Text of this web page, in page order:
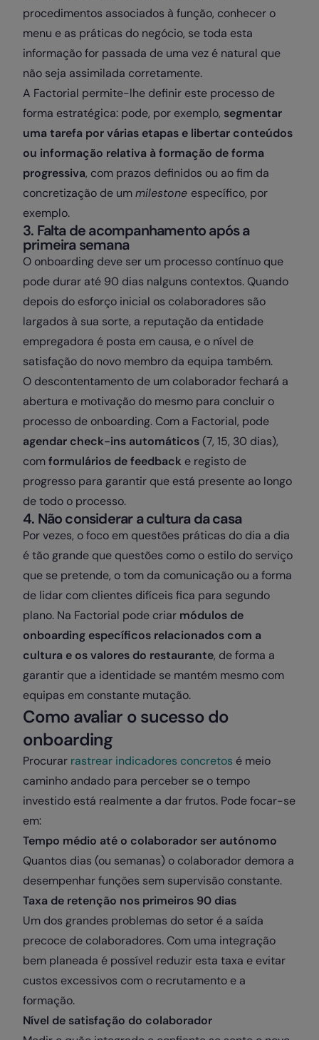
procedimentos associados à função, conhecer o
menu e as práticas do negócio, se toda esta
informação for passada de uma vez é natural que
não seja assimilada corretamente.
A Factorial permite-lhe definir este processo de
forma estratégica: pode, por exemplo, segmentar
uma tarefa por várias etapas e libertar conteúdos
ou informação relativa à formação de forma
progressiva, com prazos definidos ou ao fim da
concretização de ummilestone específico, por
exemplo.
3. Falta de acompanhamento após a
primeira semana
O onboarding deve ser um processo contínuo que
pode durar até 90 dias nalguns contextos. Quando
depois do esforço inicial os colaboradores são
largados à sua sorte, a reputação da entidade
empregadora é posta em causa, e o nível de
satisfação do novo membro da equipa também.
O descontentamento de um colaborador fechará a
abertura e motivação do mesmo para concluir o
processo de onboarding. Com a Factorial, pode
agendar check-ins automáticos (7, 15, 30 dias),
comformulários de feedback e registo de
progresso para garantir que está presente ao longo
de todo o processo.
4. Não considerar a cultura da casa
Por vezes, o foco em questões práticas do dia a dia
é tão grande que questões como o estilo do serviço
que se pretende, o tom da comunicação ou a forma
de lidar com clientes difíceis fica para segundo
plano. Na Factorial pode criar módulos de
onboarding específicos relacionados com a
cultura e os valores do restaurante, de forma a
garantir que a identidade se mantém mesmo com
equipas em constante mutação.
Como avaliar o sucesso do
onboarding
Procurar rastrear indicadores concretos é meio
caminho andado para perceber se o tempo
investido está realmente a dar frutos. Pode focar-se
em:
Tempo médio até o colaborador ser autónomo
Quantos dias (ou semanas) o colaborador demora a
desempenhar funções sem supervisão constante.
Taxa de retenção nos primeiros 90 dias
Um dos grandes problemas do setor é a saída
precoce de colaboradores. Com uma integração
bem planeada é possível reduzir esta taxa e evitar
custos excessivos com o recrutamento e a
formação.
Nível de satisfação do colaborador